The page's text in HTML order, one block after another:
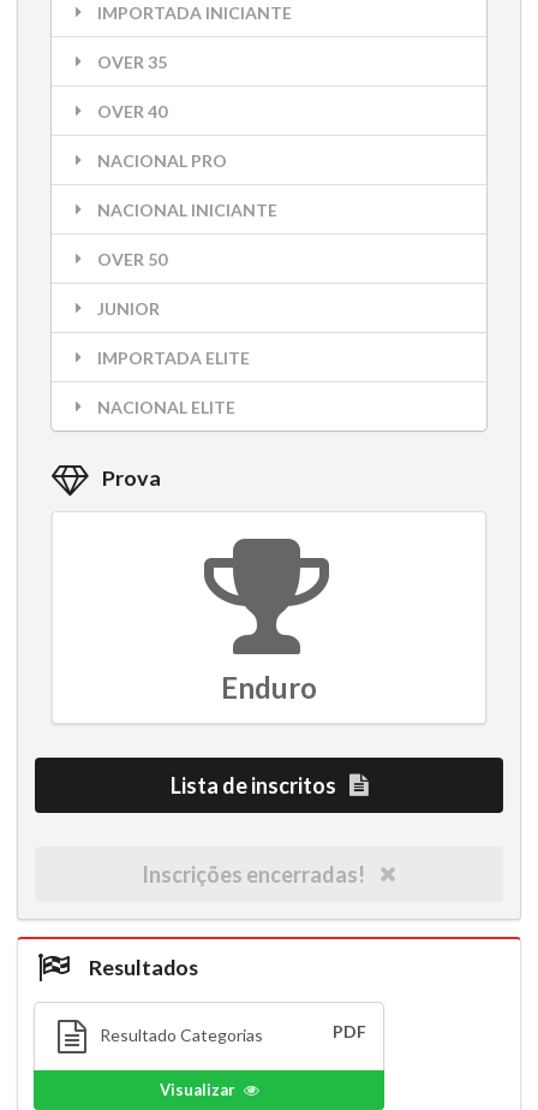
IMPORTADA INICIANTE
OVER 35
OVER 40
NACIONAL PRO
NACIONAL INICIANTE
OVER 50
JUNIOR
IMPORTADA ELITE
NACIONAL ELITE
Prova
Enduro
Lista de inscritos
Inscrições encerradas!
Resultados
Resultado Categorias PDF
Visualizar